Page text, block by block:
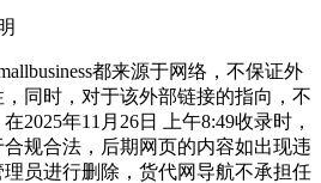
都来源于网络，不保证外
同时，对于该外部链接的指向，不
2025年11月26日 上午8:49收录时，
规合法，后期网页的内容如出现违
员进行删除，货代网导航不承担任